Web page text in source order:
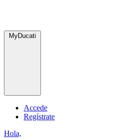
MyDucati
Accede
Regístrate
Hola,